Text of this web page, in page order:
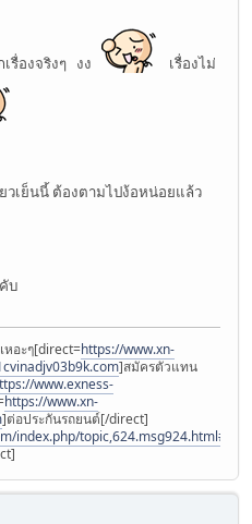
รื่องจริงๆ งง เรื่องไม่
วเย็นนี้ ต้องตามไปง้อหน่อยแล้ว
บ
หอะๆ[direct=https://www.xn-
]สมัครตัวแทน
www.exness-
https://www.xn-
]ต่อประกันรถยนต์[/direct]
index.php/